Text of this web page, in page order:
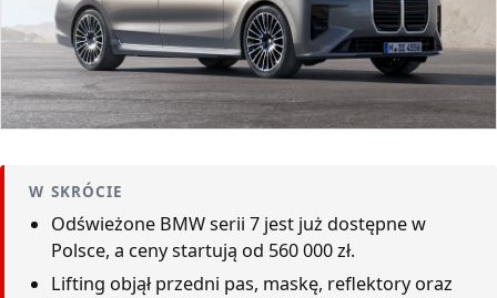
W SKRÓCIE
Odświeżone BMW serii 7 jest już dostępne w
Polsce, a ceny startują od 560 000 zł.
Lifting objął przedni pas, maskę, reflektory oraz